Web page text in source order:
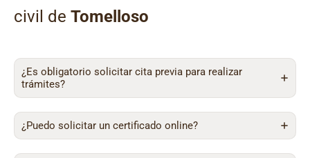
civil de Tomelloso
¿Es obligatorio solicitar cita previa para realizar
trámites?
¿Puedo solicitar un certificado online?